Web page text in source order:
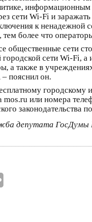
информационным
сети Wi-Fi и
к ненадежной
тем более что
общественные сети
городской сети Wi-Fi,
а также в
– пояснил он.
городскому
или номера
депутата